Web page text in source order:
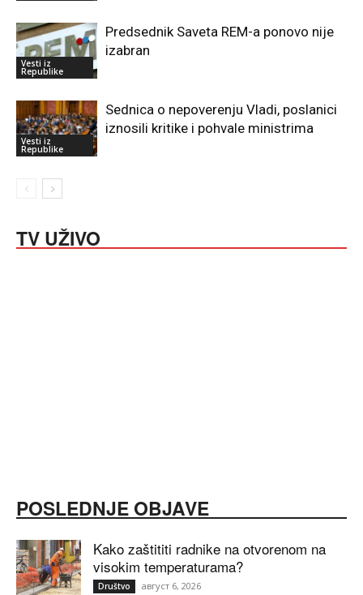
Vesti iz
Republike
Predsednik Saveta REM-a ponovo nije
izabran
Vesti iz
Republike
Sednica o nepoverenju Vladi, poslanici
iznosili kritike i pohvale ministrima
TV UŽIVO
POSLEDNJE OBJAVE
Kako zaštititi radnike na otvorenom na
visokim temperaturama?
Društvo август 6, 2026